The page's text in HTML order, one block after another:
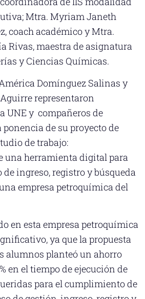
Mtra. Myriam Janeth
, coach académico y Mtra.
Rivas, maestra de asignatura
y Ciencias Químicas.
Domínguez Salinas y
representaron
UNE y compañeros de
de su proyecto de
de trabajo:
una herramienta digital para
de ingreso, registro y búsqueda
empresa petroquímica del
en esta empresa petroquímica
ya que la propuesta
alumnos planteó un ahorro
en el tiempo de ejecución de
para el cumplimiento de